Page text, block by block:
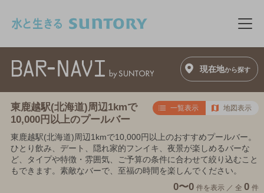
メ
現在地から探す
東鹿越駅(北海道)周辺1kmで
10,000円以上のプールバー
一覧表示 地図表示
東鹿越駅(北海道)周辺1kmで10,000円以上のおすすめプールバー。
ひとり飲み、デート、隠れ家的フンイキ、夜景が楽しめるバーな
ど、タイプや特徴・雰囲気、ご予算の条件に合わせて絞り込むこと
もできます。素敵なバーで、至福の時間を楽しんでください。
0〜0 件を表示 ／ 全 0 件